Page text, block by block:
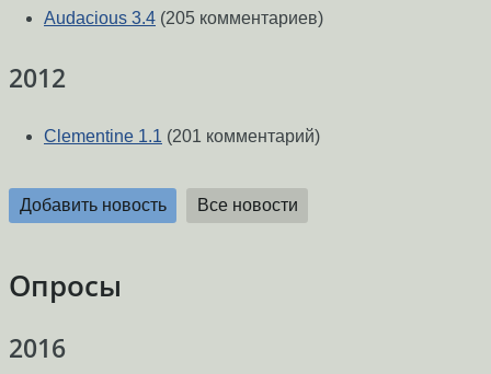
Audacious 3.4 (205 комментариев)
2012
Clementine 1.1 (201 комментарий)
Добавить новость Все новости
Опросы
2016